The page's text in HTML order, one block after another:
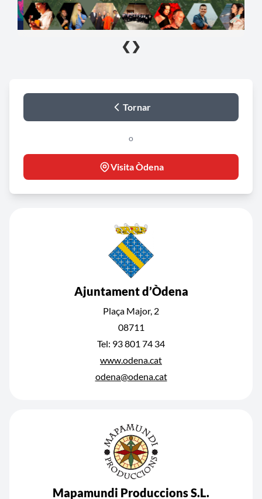
❮ ❯
Tornar
o
Visita Òdena
Ajuntament d’Òdena
Plaça Major, 2
08711
Tel: 93 801 74 34
www.odena.cat
odena@odena.cat
Mapamundi Produccions S.L.